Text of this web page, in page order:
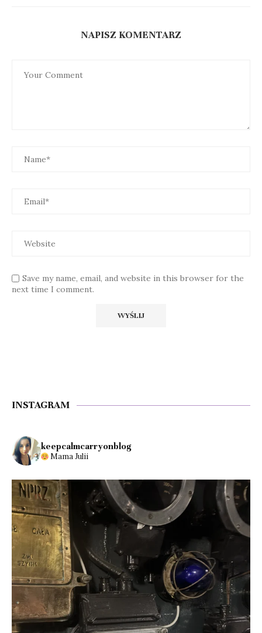
NAPISZ KOMENTARZ
Save my name, email, and website in this browser for the
next time I comment.
INSTAGRAM
keepcalmcarryonblog
Mama Julii